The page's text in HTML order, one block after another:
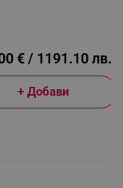
€ / 1191.10 лв.
+ Добави